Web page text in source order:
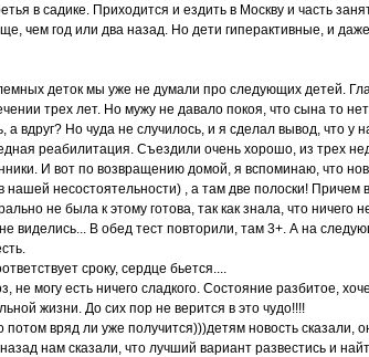
в садике. Приходится и ездить в Москву и часть
чем год или два назад. Но дети гиперактивные, и
деток мы уже не думали про следующих детей.
трех лет. Но мужу не давало покоя, что сына то
вдруг? Но чуда не случилось, и я сделал вывод, что у
реабилитация. Съездили очень хорошо, из трех
И вот по возвращению домой, я вспоминаю, что
нашей несостоятельности) , а там две полоски! Причем
не была к этому готова, так как знала, что ничего
виделись... В обед тест повторили, там 3+. А на
сроку, сердце бьется....
не могу есть ничего сладкого. Состояние разбитое,
жизни. До сих пор не верится в это чудо!!!!
вряд ли уже получится)))детям новость сказали,
нам сказали, что лучший вариант развестись и